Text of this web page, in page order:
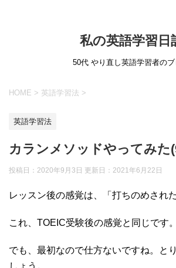
私の英語学習日
50代 やり直し英語学習者の
HOME > 英語学習法 >
英語学習法
カランメソッドやってみた
投稿日：2020年9月3日 更新日： 2021年6月22日
レッスン後の感覚は、「打ちのめされ
これ、TOEIC受験後の感覚と同じです。
でも、最初なので仕方ないですね。と
しょう。